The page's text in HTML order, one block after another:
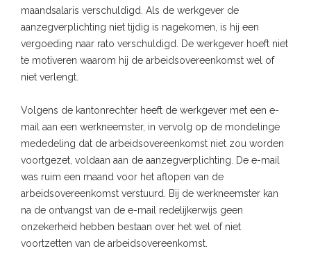
maandsalaris verschuldigd. Als de werkgever de
aanzegverplichting niet tijdig is nagekomen, is hij een
vergoeding naar rato verschuldigd. De werkgever hoeft niet
te motiveren waarom hij de arbeidsovereenkomst wel of
niet verlengt.
Volgens de kantonrechter heeft de werkgever met een e-
mail aan een werkneemster, in vervolg op de mondelinge
mededeling dat de arbeidsovereenkomst niet zou worden
voortgezet, voldaan aan de aanzegverplichting. De e-mail
was ruim een maand voor het aflopen van de
arbeidsovereenkomst verstuurd. Bij de werkneemster kan
na de ontvangst van de e-mail redelijkerwijs geen
onzekerheid hebben bestaan over het wel of niet
voortzetten van de arbeidsovereenkomst.